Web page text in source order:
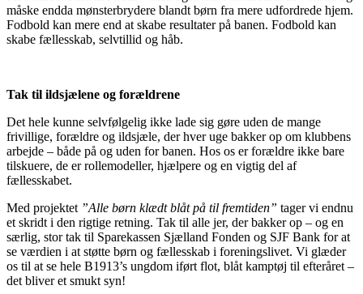
måske endda mønsterbrydere blandt børn fra mere udfordrede hjem.
Fodbold kan mere end at skabe resultater på banen. Fodbold kan
skabe fællesskab, selvtillid og håb.
Tak til ildsjælene og forældrene
Det hele kunne selvfølgelig ikke lade sig gøre uden de mange
frivillige, forældre og ildsjæle, der hver uge bakker op om klubbens
arbejde – både på og uden for banen. Hos os er forældre ikke bare
tilskuere, de er rollemodeller, hjælpere og en vigtig del af
fællesskabet.
Med projektet ”Alle børn klædt blåt på til fremtiden” tager vi endnu
et skridt i den rigtige retning. Tak til alle jer, der bakker op – og en
særlig, stor tak til Sparekassen Sjælland Fonden og SJF Bank for at
se værdien i at støtte børn og fællesskab i foreningslivet. Vi glæder
os til at se hele B1913’s ungdom iført flot, blåt kamptøj til efteråret –
det bliver et smukt syn!